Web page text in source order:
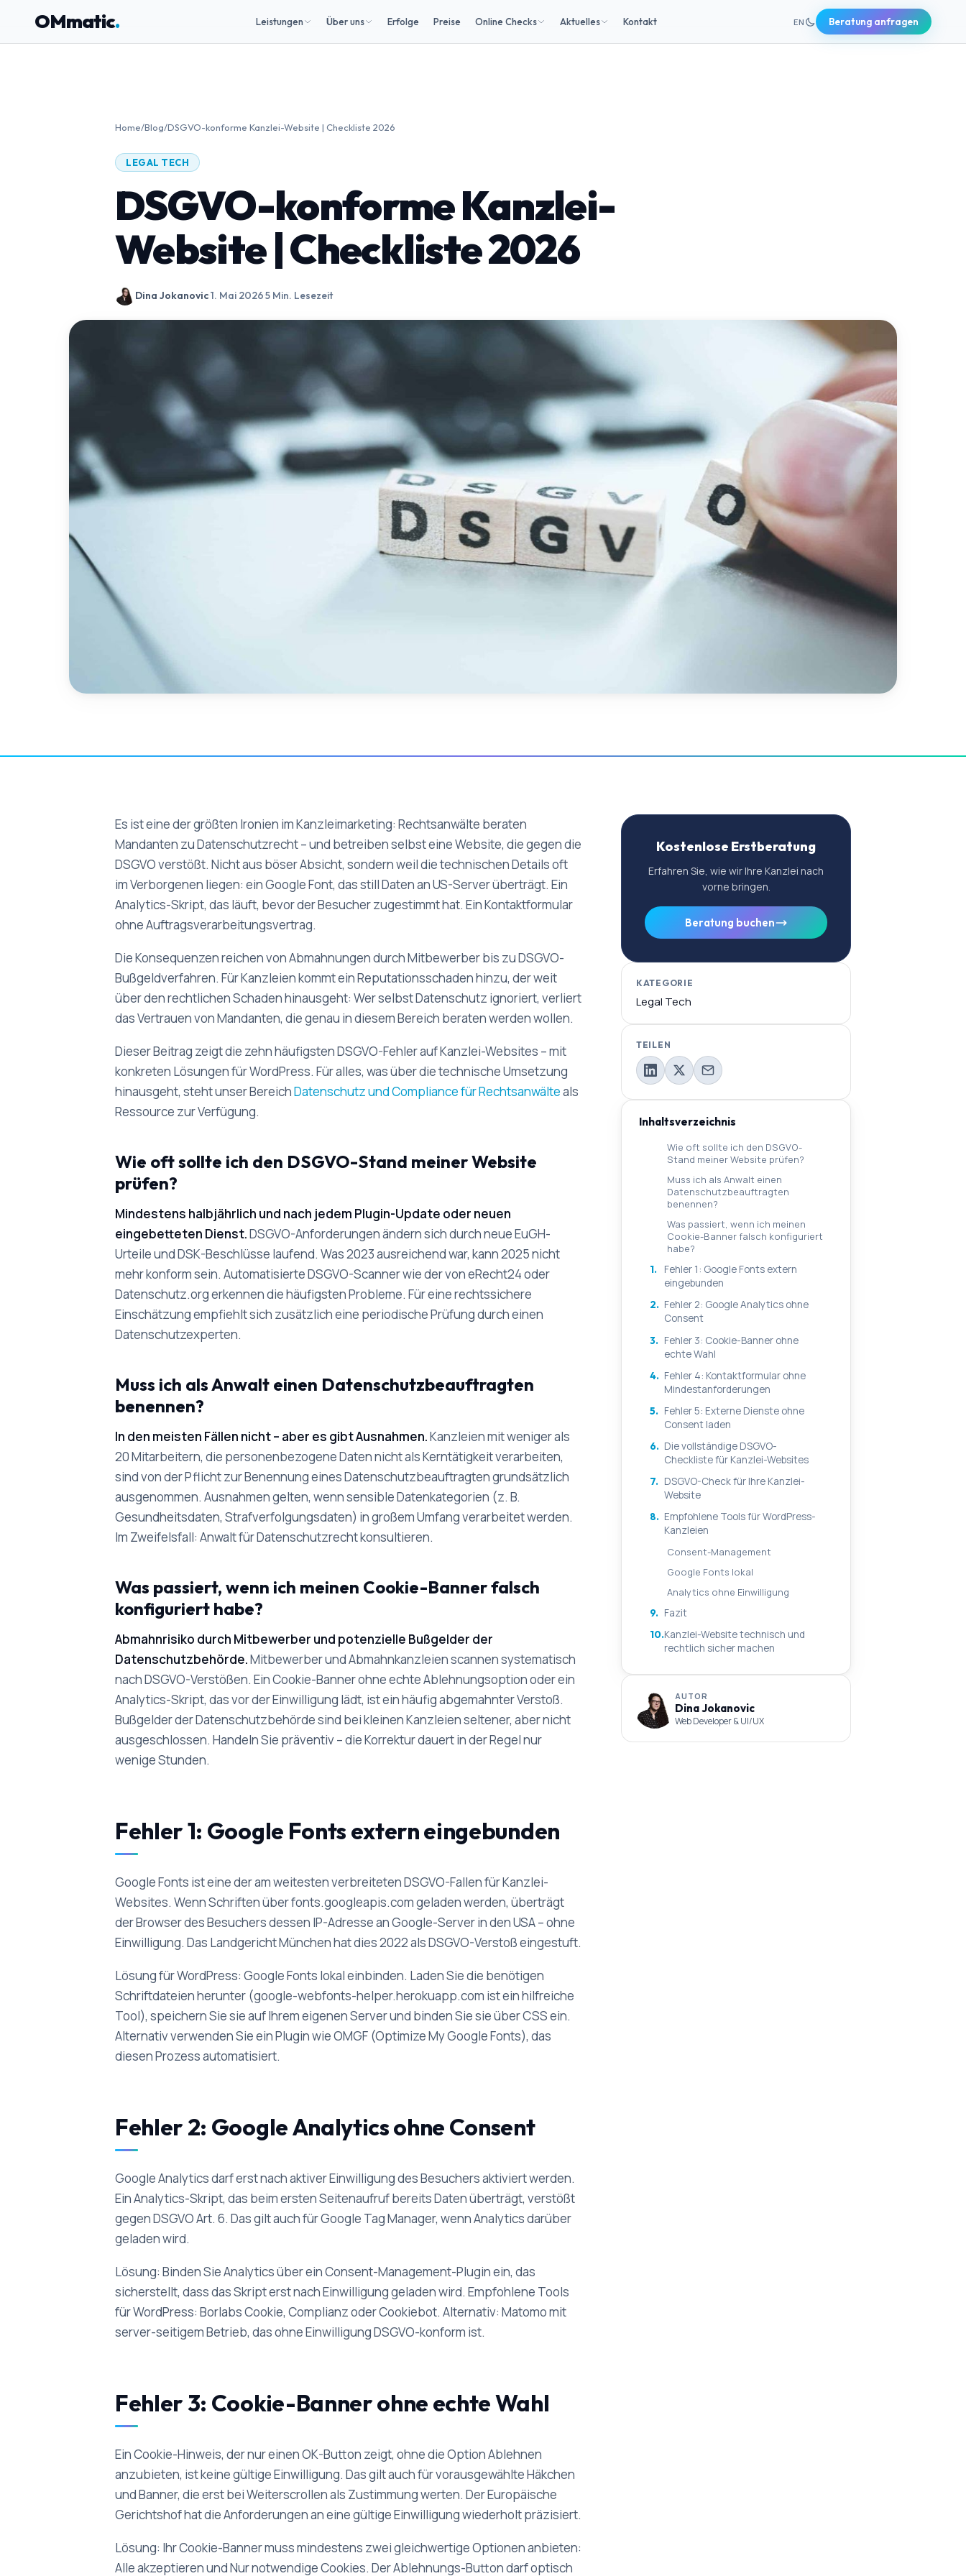
+49 631 20691820
OMmatic. Leistungen Über uns Erfolge Preise Online Checks Aktuelles Kontakt EN Beratung anfragen
Home/Blog/DSGVO-konforme Kanzlei-Website | Checkliste 2026
LEGAL TECH
DSGVO-konforme Kanzlei-
Website | Checkliste 2026
Dina Jokanovic1. Mai 20265 Min. Lesezeit
Es ist eine der größten Ironien im Kanzleimarketing: Rechtsanwälte beraten
Mandanten zu Datenschutzrecht – und betreiben selbst eine Website, die gegen die
DSGVO verstößt. Nicht aus böser Absicht, sondern weil die technischen Details oft
im Verborgenen liegen: ein Google Font, das still Daten an US-Server überträgt. Ein
Analytics-Skript, das läuft, bevor der Besucher zugestimmt hat. Ein Kontaktformular
ohne Auftragsverarbeitungsvertrag.
Die Konsequenzen reichen von Abmahnungen durch Mitbewerber bis zu DSGVO-
Bußgeldverfahren. Für Kanzleien kommt ein Reputationsschaden hinzu, der weit
über den rechtlichen Schaden hinausgeht: Wer selbst Datenschutz ignoriert, verliert
das Vertrauen von Mandanten, die genau in diesem Bereich beraten werden wollen.
Dieser Beitrag zeigt die zehn häufigsten DSGVO-Fehler auf Kanzlei-Websites – mit
konkreten Lösungen für WordPress. Für alles, was über die technische Umsetzung
hinausgeht, steht unser BereichDatenschutz und Compliance für Rechtsanwälteals
Ressource zur Verfügung.
Wie oft sollte ich den DSGVO-Stand meiner Website
prüfen?
Mindestens halbjährlich und nach jedem Plugin-Update oder neuen
eingebetteten Dienst.DSGVO-Anforderungen ändern sich durch neue EuGH-
Urteile und DSK-Beschlüsse laufend. Was 2023 ausreichend war, kann 2025 nicht
mehr konform sein. Automatisierte DSGVO-Scanner wie der von eRecht24 oder
Datenschutz.org erkennen die häufigsten Probleme. Für eine rechtssichere
Einschätzung empfiehlt sich zusätzlich eine periodische Prüfung durch einen
Datenschutzexperten.
Muss ich als Anwalt einen Datenschutzbeauftragten
benennen?
In den meisten Fällen nicht – aber es gibt Ausnahmen.Kanzleien mit weniger als
20 Mitarbeitern, die personenbezogene Daten nicht als Kerntätigkeit verarbeiten,
sind von der Pflicht zur Benennung eines Datenschutzbeauftragten grundsätzlich
ausgenommen. Ausnahmen gelten, wenn sensible Datenkategorien (z. B.
Gesundheitsdaten, Strafverfolgungsdaten) in großem Umfang verarbeitet werden.
Im Zweifelsfall: Anwalt für Datenschutzrecht konsultieren.
Was passiert, wenn ich meinen Cookie-Banner falsch
konfiguriert habe?
Abmahnrisiko durch Mitbewerber und potenzielle Bußgelder der
Datenschutzbehörde.Mitbewerber und Abmahnkanzleien scannen systematisch
nach DSGVO-Verstößen. Ein Cookie-Banner ohne echte Ablehnungsoption oder ein
Analytics-Skript, das vor der Einwilligung lädt, ist ein häufig abgemahnter Verstoß.
Bußgelder der Datenschutzbehörde sind bei kleinen Kanzleien seltener, aber nicht
ausgeschlossen. Handeln Sie präventiv – die Korrektur dauert in der Regel nur
wenige Stunden.
Fehler 1: Google Fonts extern eingebunden
Google Fonts ist eine der am weitesten verbreiteten DSGVO-Fallen für Kanzlei-
Websites. Wenn Schriften über fonts.googleapis.com geladen werden, überträgt
der Browser des Besuchers dessen IP-Adresse an Google-Server in den USA – ohne
Einwilligung. Das Landgericht München hat dies 2022 als DSGVO-Verstoß eingestuft.
Lösung für WordPress: Google Fonts lokal einbinden. Laden Sie die benötigen
Schriftdateien herunter (google-webfonts-helper.herokuapp.com ist ein hilfreiche
Tool), speichern Sie sie auf Ihrem eigenen Server und binden Sie sie über CSS ein.
Alternativ verwenden Sie ein Plugin wie OMGF (Optimize My Google Fonts), das
diesen Prozess automatisiert.
Fehler 2: Google Analytics ohne Consent
Google Analytics darf erst nach aktiver Einwilligung des Besuchers aktiviert werden.
Ein Analytics-Skript, das beim ersten Seitenaufruf bereits Daten überträgt, verstößt
gegen DSGVO Art. 6. Das gilt auch für Google Tag Manager, wenn Analytics darüber
geladen wird.
Lösung: Binden Sie Analytics über ein Consent-Management-Plugin ein, das
sicherstellt, dass das Skript erst nach Einwilligung geladen wird. Empfohlene Tools
für WordPress: Borlabs Cookie, Complianz oder Cookiebot. Alternativ: Matomo mit
server-seitigem Betrieb, das ohne Einwilligung DSGVO-konform ist.
Fehler 3: Cookie-Banner ohne echte Wahl
Ein Cookie-Hinweis, der nur einen OK-Button zeigt, ohne die Option Ablehnen
anzubieten, ist keine gültige Einwilligung. Das gilt auch für vorausgewählte Häkchen
und Banner, die erst bei Weiterscrollen als Zustimmung werten. Der Europäische
Gerichtshof hat die Anforderungen an eine gültige Einwilligung wiederholt präzisiert.
Lösung: Ihr Cookie-Banner muss mindestens zwei gleichwertige Optionen anbieten:
Alle akzeptieren und Nur notwendige Cookies. Der Ablehnungs-Button darf optisch
Kostenlose Erstberatung
Erfahren Sie, wie wir Ihre Kanzlei nach
vorne bringen.
Beratung buchen
KATEGORIE
Legal Tech
TEILEN
Inhaltsverzeichnis
Wie oft sollte ich den DSGVO-
Stand meiner Website prüfen?
Muss ich als Anwalt einen
Datenschutzbeauftragten
benennen?
Was passiert, wenn ich meinen
Cookie-Banner falsch konfiguriert
habe?
1.
Fehler 1: Google Fonts extern
eingebunden
2. Fehler 2: Google Analytics ohne
Consent
3. Fehler 3: Cookie-Banner ohne
echte Wahl
4. Fehler 4: Kontaktformular ohne
Mindestanforderungen
5. Fehler 5: Externe Dienste ohne
Consent laden
6. Die vollständige DSGVO-
Checkliste für Kanzlei-Websites
7. DSGVO-Check für Ihre Kanzlei-
Website
8. Empfohlene Tools für WordPress-
Kanzleien
Consent-Management
Google Fonts lokal
Analytics ohne Einwilligung
9. Fazit
10.Kanzlei-Website technisch und
rechtlich sicher machen
AUTOR
Dina Jokanovic
Web Developer & UI/UX